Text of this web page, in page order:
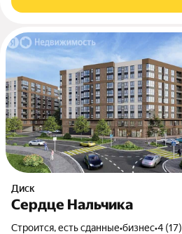
Диск
Сердце Нальчика
Строится, есть сданные•бизнес•4 (17)